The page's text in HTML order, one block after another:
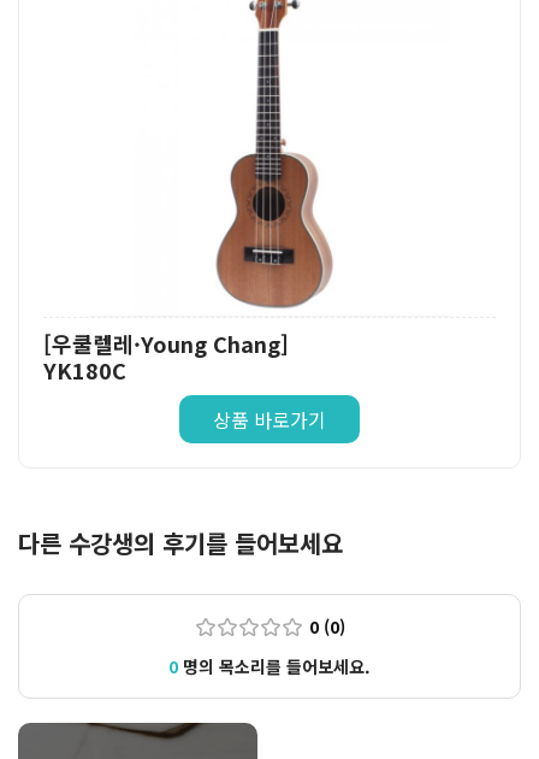
[우쿨렐레·Young Chang]
YK180C
상품 바로가기
다른 수강생의 후기를 들어보세요
0 (0)
0 명의 목소리를 들어보세요.